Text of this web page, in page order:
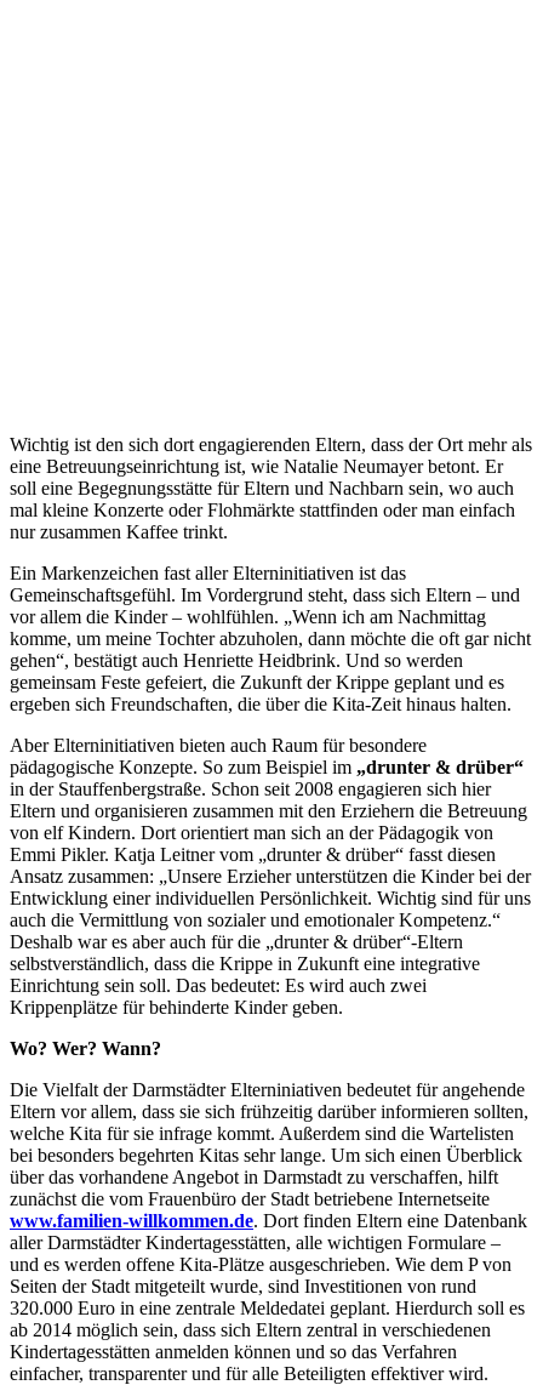
Wichtig ist den sich dort engagierenden Eltern, dass der Ort mehr als
eine Betreuungseinrichtung ist, wie Natalie Neumayer betont. Er
soll eine Begegnungsstätte für Eltern und Nachbarn sein, wo auch
mal kleine Konzerte oder Flohmärkte stattfinden oder man einfach
nur zusammen Kaffee trinkt.
Ein Markenzeichen fast aller Elterninitiativen ist das
Gemeinschaftsgefühl. Im Vordergrund steht, dass sich Eltern – und
vor allem die Kinder – wohlfühlen. „Wenn ich am Nachmittag
komme, um meine Tochter abzuholen, dann möchte die oft gar nicht
gehen“, bestätigt auch Henriette Heidbrink. Und so werden
gemeinsam Feste gefeiert, die Zukunft der Krippe geplant und es
ergeben sich Freundschaften, die über die Kita-Zeit hinaus halten.
Aber Elterninitiativen bieten auch Raum für besondere
pädagogische Konzepte. So zum Beispiel im „drunter & drüber“
in der Stauffenbergstraße. Schon seit 2008 engagieren sich hier
Eltern und organisieren zusammen mit den Erziehern die Betreuung
von elf Kindern. Dort orientiert man sich an der Pädagogik von
Emmi Pikler. Katja Leitner vom „drunter & drüber“ fasst diesen
Ansatz zusammen: „Unsere Erzieher unterstützen die Kinder bei der
Entwicklung einer individuellen Persönlichkeit. Wichtig sind für uns
auch die Vermittlung von sozialer und emotionaler Kompetenz.“
Deshalb war es aber auch für die „drunter & drüber“-Eltern
selbstverständlich, dass die Krippe in Zukunft eine integrative
Einrichtung sein soll. Das bedeutet: Es wird auch zwei
Krippenplätze für behinderte Kinder geben.
Wo? Wer? Wann?
Die Vielfalt der Darmstädter Elterniniativen bedeutet für angehende
Eltern vor allem, dass sie sich frühzeitig darüber informieren sollten,
welche Kita für sie infrage kommt. Außerdem sind die Wartelisten
bei besonders begehrten Kitas sehr lange. Um sich einen Überblick
über das vorhandene Angebot in Darmstadt zu verschaffen, hilft
zunächst die vom Frauenbüro der Stadt betriebene Internetseite
www.familien-willkommen.de. Dort finden Eltern eine Datenbank
aller Darmstädter Kindertagesstätten, alle wichtigen Formulare –
und es werden offene Kita-Plätze ausgeschrieben. Wie dem P von
Seiten der Stadt mitgeteilt wurde, sind Investitionen von rund
320.000 Euro in eine zentrale Meldedatei geplant. Hierdurch soll es
ab 2014 möglich sein, dass sich Eltern zentral in verschiedenen
Kindertagesstätten anmelden können und so das Verfahren
einfacher, transparenter und für alle Beteiligten effektiver wird.